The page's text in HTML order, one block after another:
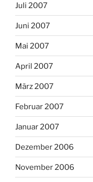
Juli 2007
Juni 2007
Mai 2007
April 2007
März 2007
Februar 2007
Januar 2007
Dezember 2006
November 2006